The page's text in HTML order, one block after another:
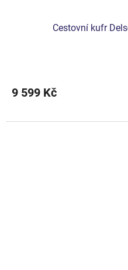
Cestovní kufr
produktu
je
z
9 599 Kč